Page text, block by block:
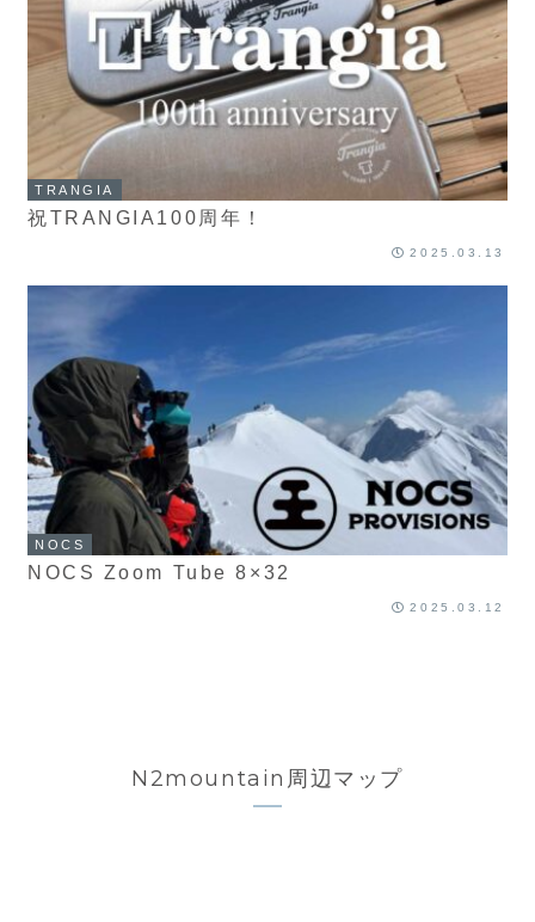
TRANGIA
祝TRANGIA100周年！
2025.03.13
NOCS
NOCS Zoom Tube 8×32
2025.03.12
N2mountain周辺マップ